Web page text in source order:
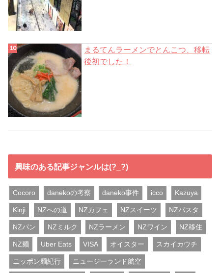
まるてんラーメンでとんこつ、移転
後初でした！
興味のある記事ジャンルは(?_?)
Cocoro danekoの考察 daneko事件 icco Kazuya
Kinji NZへの道 NZカフェ NZスイーツ NZパスタ
NZパン NZミルク NZラーメン NZワイン NZ移住
NZ麺 Uber Eats VISA オイスター スカイカウチ
ニッポン麺紀行 ニュージーランド航空